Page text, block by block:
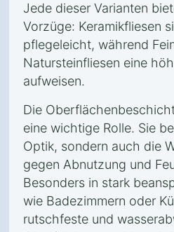
Jede dieser Varianten
Vorzüge: Keramikfliesen
pflegeleicht, während
Natursteinfliesen eine
aufweisen.
Die
eine wichtige Rolle. Sie
Optik, sondern auch die
gegen Abnutzung und
Besonders in stark
wie Badezimmern oder
rutschfeste und